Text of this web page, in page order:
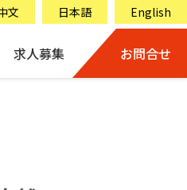
文 日本語 English
求人募集 お問合せ